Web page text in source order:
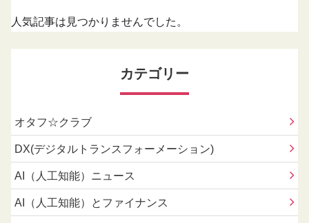
人気記事は見つかりませんでした。
カテゴリー
オタフ☆クラブ
DX(デジタルトランスフォーメーション)
AI（人工知能）ニュース
AI（人工知能）とファイナンス